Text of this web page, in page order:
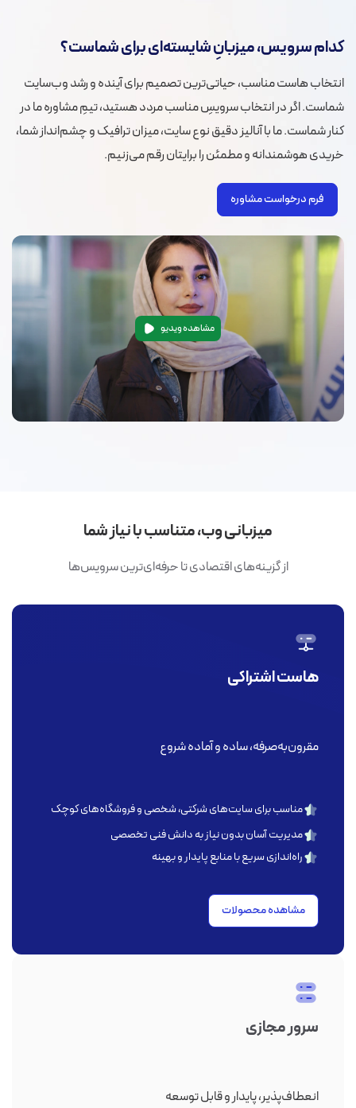
کدام سرویس، میزبانِ شایسته‌ای برای شماست؟
انتخاب هاست مناسب، حیاتی‌ترین تصمیم برای آینده و رشد وب‌سایت
شماست. اگر در انتخاب سرویسِ مناسب مردد هستید، تیمِ مشاوره ما در
کنار شماست. ما با آنالیز دقیق نوع سایت، میزان ترافیک و چشم‌انداز شما،
خریدی هوشمندانه و مطمئن را برایتان رقم می‌زنیم.
فرم درخواست مشاوره
مشاهده ویدیو
میزبانی وب، متناسب با نیاز شما
از گزینه‌های اقتصادی تا حرفه‌ای‌ترین سرویس‌ها
هاست اشتراکی
مقرون‌به‌صرفه، ساده و آماده شروع
مناسب برای سایت‌های شرکتی، شخصی و فروشگاه‌های کوچک
مدیریت آسان بدون نیاز به دانش فنی تخصصی
راه‌اندازی سریع با منابع پایدار و بهینه
مشاهده محصولات
سرور مجازی
انعطاف‌پذیر، پایدار و قابل توسعه